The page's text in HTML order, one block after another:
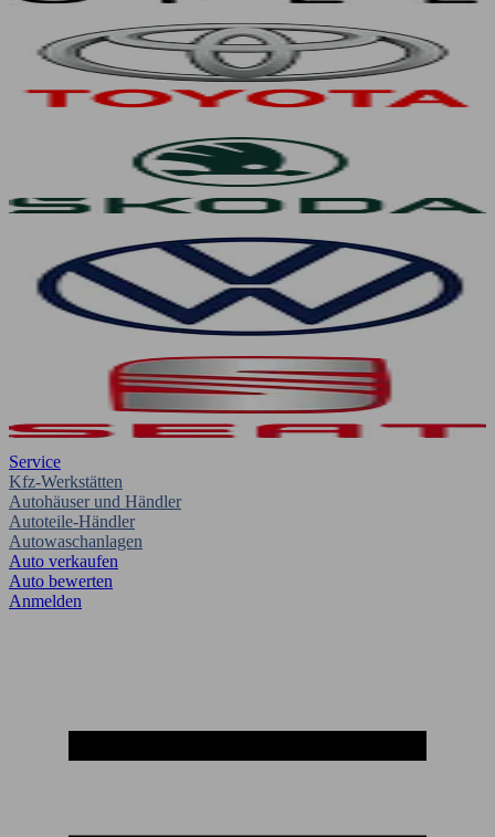
Service
Kfz-Werkstätten
Autohäuser und Händler
Autoteile-Händler
Autowaschanlagen
Auto verkaufen
Auto bewerten
Anmelden